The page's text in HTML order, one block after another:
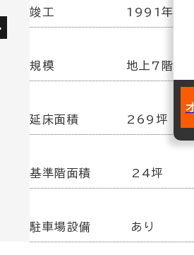
竣工 1991年 4
規模 地上7階建
延床面積 269坪
基準階面積 24坪
駐車場設備 あり